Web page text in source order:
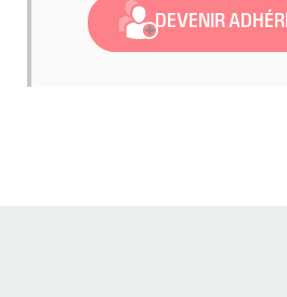
DEVENIR